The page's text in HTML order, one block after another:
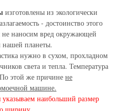
изготовлены из экологически
- достоинство этого
не наносим вред окружающей
нашей планеты.
нужно в сухом, прохладном
света и тепла. Температура
этой же причине не
машине.
наибольший размер